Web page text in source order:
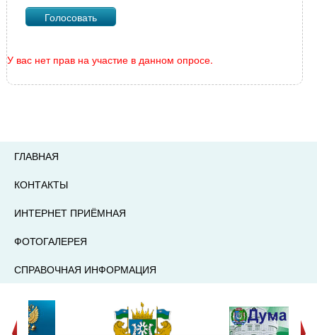
У вас нет прав на участие в данном опросе.
ГЛАВНАЯ
КОНТАКТЫ
ИНТЕРНЕТ ПРИЁМНАЯ
ФОТОГАЛЕРЕЯ
СПРАВОЧНАЯ ИНФОРМАЦИЯ